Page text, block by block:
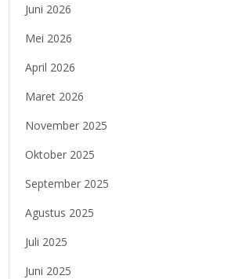
Juni 2026
Mei 2026
April 2026
Maret 2026
November 2025
Oktober 2025
September 2025
Agustus 2025
Juli 2025
Juni 2025